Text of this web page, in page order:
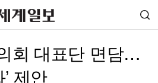
회 대표단 면담…
제안